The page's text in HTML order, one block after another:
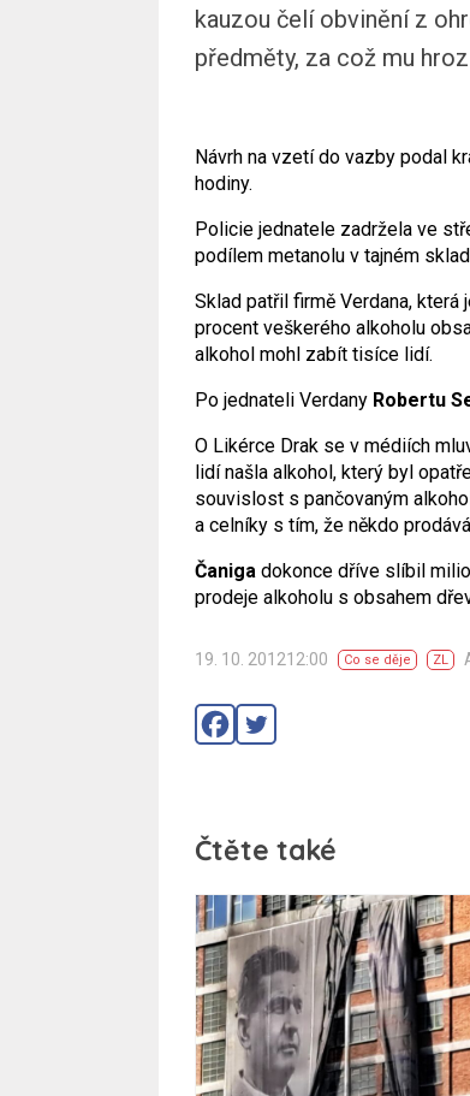
kauzou čelí obvinění z
předměty, za což mu
Návrh na vzetí do vazby podal
hodiny.
Policie jednatele zadržela ve
podílem metanolu v tajném
Sklad patřil firmě Verdana,
procent veškerého alkoholu
alkohol mohl zabít tisíce lidí.
Po jednateli Verdany Robertu
O Likérce Drak se v médiích
lidí našla alkohol, který byl
souvislost s pančovaným
a celníky s tím, že někdo
Čaniga dokonce dříve slíbil
prodeje alkoholu s obsahem
19. 10. 201212:00 Co se děje ZL
Čtěte také